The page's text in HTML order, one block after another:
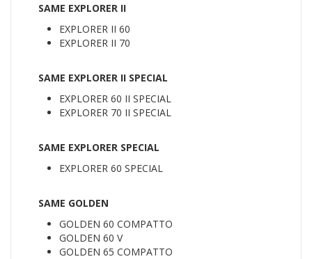
SAME EXPLORER II
EXPLORER II 60
EXPLORER II 70
SAME EXPLORER II SPECIAL
EXPLORER 60 II SPECIAL
EXPLORER 70 II SPECIAL
SAME EXPLORER SPECIAL
EXPLORER 60 SPECIAL
SAME GOLDEN
GOLDEN 60 COMPATTO
GOLDEN 60 V
GOLDEN 65 COMPATTO